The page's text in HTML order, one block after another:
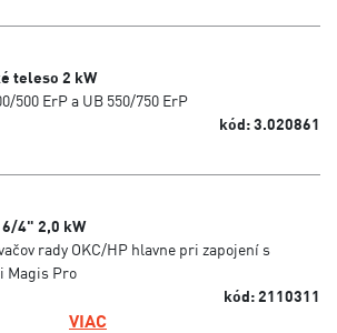
teleso 2 kW
500 ErP a UB 550/750 ErP
kód: 3.020861
4" 2,0 kW
rady OKC/HP hlavne pri zapojení s
Magis Pro
kód: 2110311
VIAC